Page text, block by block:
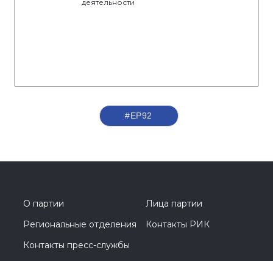
деятельности
#ЕР92
О партии
Лица партии
Региональные отделения
Контакты РИК
Контакты пресс-службы